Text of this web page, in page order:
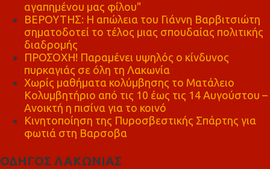
αγαπημένου μας φίλου"
ΒΕΡΟΥΤΗΣ: Η απώλεια του Γιάννη Βαρβιτσιώτη
σηματοδοτεί το τέλος μιας σπουδαίας πολιτικής
διαδρομής
ΠΡΟΣΟΧΗ! Παραμένει υψηλός ο κίνδυνος
πυρκαγιάς σε όλη τη Λακωνία
Χωρίς μαθήματα κολύμβησης το Ματάλειο
Κολυμβητήριο από τις 10 έως τις 14 Αυγούστου –
Ανοικτή η πισίνα για το κοινό
Κινητοποίηση της Πυροσβεστικής Σπάρτης για
φωτιά στη Βαρσοβα
ΟΔΗΓΟΣ ΛΑΚΩΝΙΑΣ